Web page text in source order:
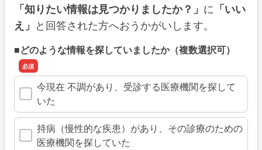
「知りたい情報は見つかりましたか？」 に 「いい
え」 と回答された方へおうかがいします。
■どのような情報を探していましたか（複数選択可）
今現在 不調があり、受診する医療機関を探して
いた
持病（慢性的な疾患）があり、その診療のための
医療機関を探していた